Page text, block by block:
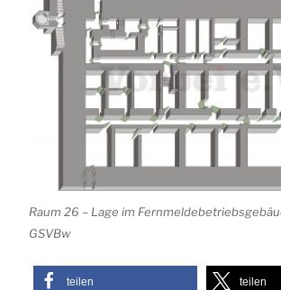
Raum 26 – Lage im
GSVBw
teilen teilen